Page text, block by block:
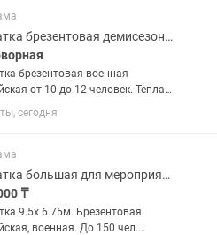
Палатка брезентовая демисезонная от 10-20 чел.
брезентовая военная
от 10 до 12 человек. Теплая.
других палаток размеры
сегодня
Палатка большая для мероприятий, для жилья, для санитарных нужд.
₸
9.5х 6.75м. Брезентовая
военная. До 150 чел.